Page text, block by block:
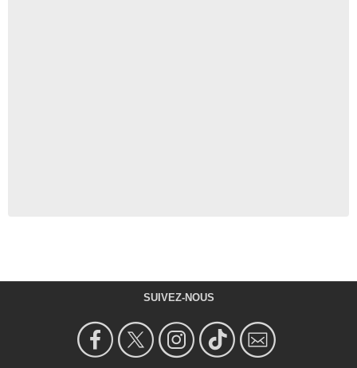
SUIVEZ-NOUS